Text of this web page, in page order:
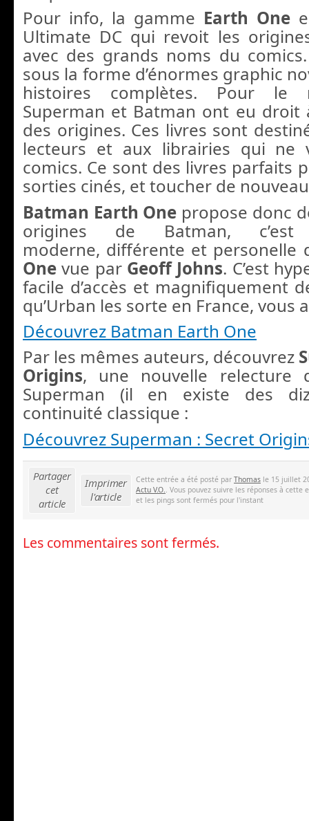
Pour info, la gamme Earth One
Ultimate DC qui revoit les
avec des grands noms du
sous la forme d’énormes graphic
histoires complètes. Pour le
Superman et Batman ont eu droit
des origines. Ces livres sont
lecteurs et aux librairies qui ne
comics. Ce sont des livres parfaits
sorties cinés, et toucher de
Batman Earth One propose donc
origines de Batman,
moderne, différente et personelle
Onevue par Geoff Johns. C’est
facile d’accès et magnifiquement
qu’Urban les sorte en France, vous
Découvrez Batman Earth One
Par les mêmes auteurs, découvrez
Origins, une nouvelle relecture
Superman (il en existe des
continuité classique :
Découvrez Superman : Secret
Partager
cet
article
Imprimer
l'article
Cette entrée a été posté par Thomas le 15 juillet
Actu V.O.
. Vous pouvez suivre les réponses à cette
et les pings sont fermés pour l'instant
Les commentaires sont fermés.